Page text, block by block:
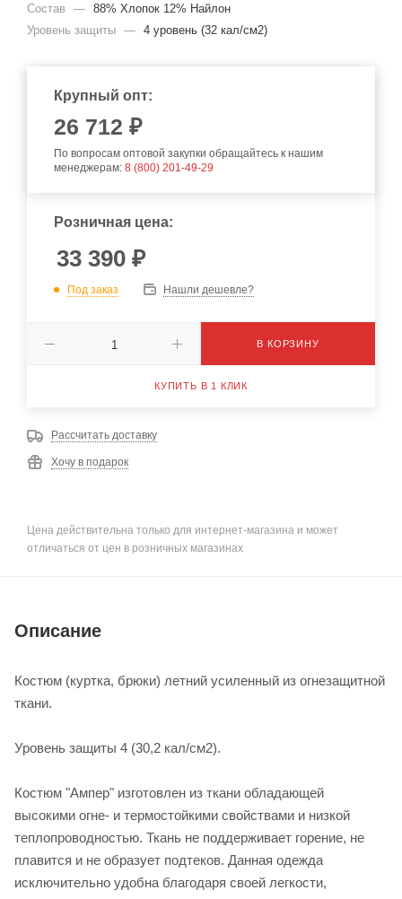
Состав
— 88% Хлопок 12% Найлон
Уровень защиты — 4 уровень (32 кал/см2)
Крупный опт:
26 712 ₽
По вопросам оптовой закупки обращайтесь к нашим
менеджерам: 8 (800) 201-49-29
Розничная цена:
33 390 ₽
Под заказ Нашли дешевле?
В КОРЗИНУ
КУПИТЬ В 1 КЛИК
Рассчитать доставку
Хочу в подарок
Цена действительна только для интернет-магазина и может
отличаться от цен в розничных магазинах
Описание
Костюм (куртка, брюки) летний усиленный из огнезащитной
ткани.
Уровень защиты 4 (30,2 кал/см2).
Костюм "Ампер" изготовлен из ткани обладающей
высокими огне- и термостойкими свойствами и низкой
теплопроводностью. Ткань не поддерживает горение, не
плавится и не образует подтеков. Данная одежда
исключительно удобна благодаря своей легкости,